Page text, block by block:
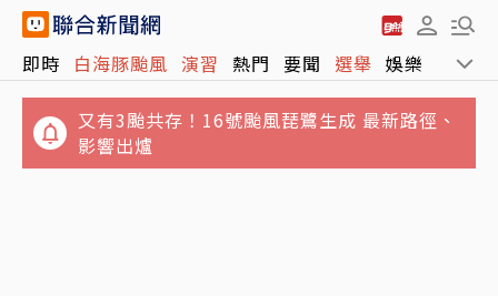
即時 白海豚颱風 演習 熱門 要聞 選舉 娛樂 運動
又有3颱共存！16號颱風琵鷺生成 最新路徑、
影響出爐
政院月底拍板總預算案 明年度國防預算將創新
高上看1.1兆